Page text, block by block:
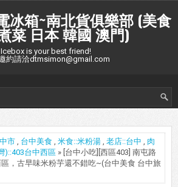
冰箱~南北貨俱樂部 (美食
菜 日本 韓國 澳門)
Icebox is your best friend!
約請洽dtmsimon@gmail.com
市, 台中美食 , 米食::米粉湯 , 老店::台中 , 肉
)::403台中西區 » [台中小吃][西區403] 南屯路
，古早味米粉芋還不錯吃~(台中美食 台中旅